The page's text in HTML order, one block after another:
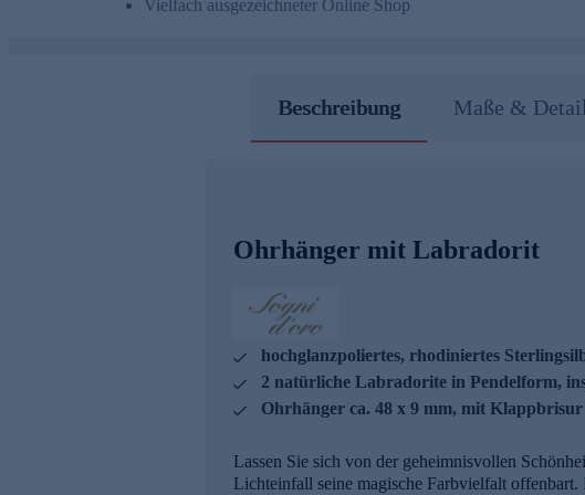
Vielfach ausgezeichneter Online Shop
Beschreibung Maße &
Ohrhänger mit Labradorit
hochglanzpoliertes, rhodiniertes
2 natürliche Labradorite in Pendelform,
Ohrhänger ca. 48 x 9 mm, mit Klappbrisur
Lassen Sie sich von der geheimnisvollen
Lichteinfall seine magische Farbvielfalt